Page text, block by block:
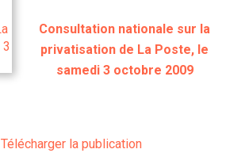
Consultation nationale sur la
privatisation de La Poste, le
samedi 3 octobre 2009
Télécharger la publication